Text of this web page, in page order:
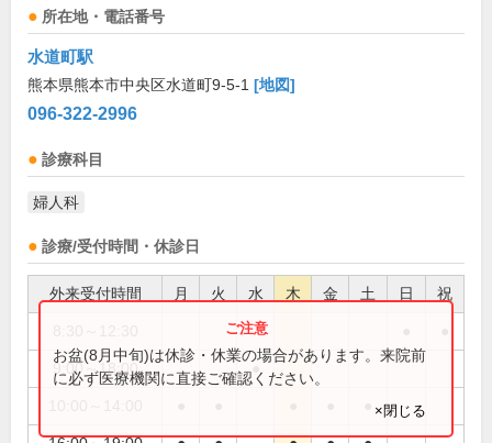
所在地・電話番号
水道町駅
熊本県熊本市中央区水道町9-5-1 [地図]
096-322-2996
診療科目
婦人科
診療/受付時間・休診日
外来受付時間 月 火 水 木 金 土 日 祝
9:00～18:00 ●
お盆(8月中旬)は休診・休業の場合があります。来院前
に必ず医療機関に直接ご確認ください。
×閉じる